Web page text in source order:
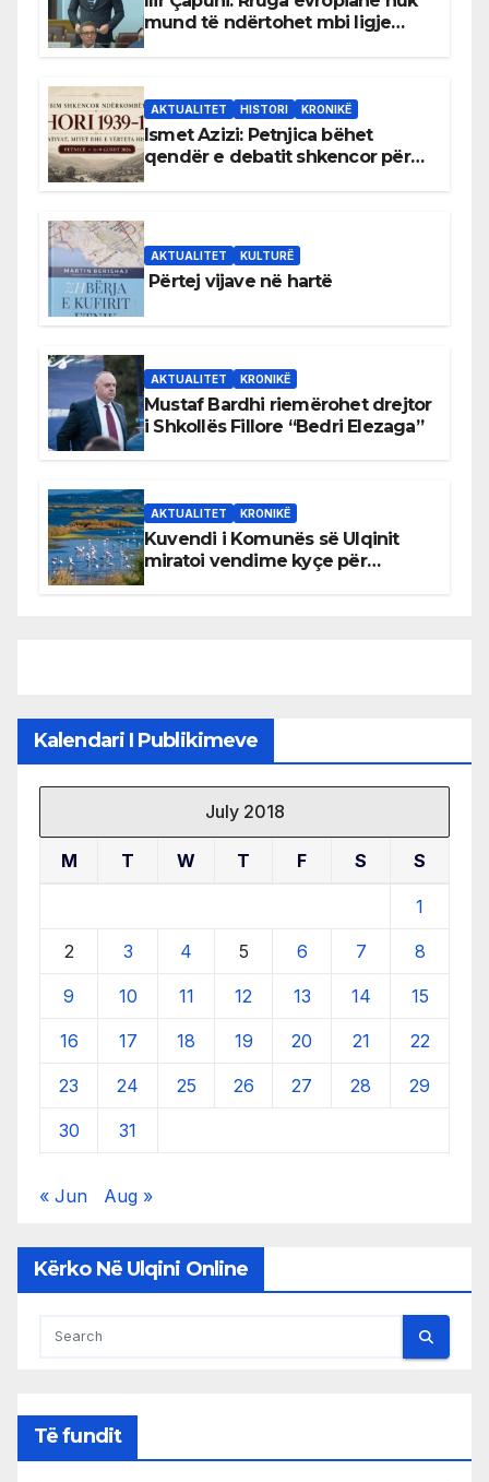
mund të ndërtohet mbi ligje
AKTUALITET HISTORI KRONIKË
Ismet Azizi: Petnjica bëhet
qendër e debatit shkencor për
AKTUALITET KULTURË
Përtej vijave në hartë
AKTUALITET KRONIKË
Mustaf Bardhi riemërohet drejtor
i Shkollës Fillore “Bedri Elezaga”
AKTUALITET KRONIKË
Kuvendi i Komunës së Ulqinit
miratoi vendime kyçe për
Kalendari I Publikimeve
July 2018
M T W T F S S
1
2 3 4 5 6 7 8
9 10 11 12 13 14 15
16 17 18 19 20 21 22
23 24 25 26 27 28 29
30 31
« Jun Aug »
Kërko Në Ulqini Online
Të fundit